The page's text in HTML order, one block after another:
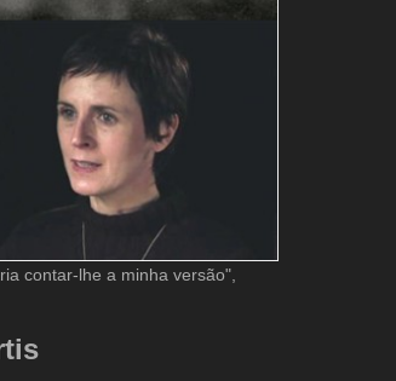
contar-lhe a minha versão",